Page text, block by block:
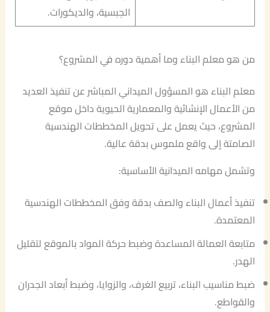
الجبسية، والديكورات.
من هو معلم البناء وما أهمية دوره في المشروع؟
معلم البناء هو المسؤول الميداني المباشر عن تنفيذ العديد
من الأعمال الإنشائية والمعمارية الحيوية داخل موقع
المشروع، حيث يعمل على تحويل المخططات الهندسية
الصامتة إلى واقع ملموس بدقة عالية.
وتشمل مهامه الميدانية الأساسية:
تنفيذ أعمال البناء والصف بدقة وفق المخططات الهندسية
المعتمدة.
متابعة العمالة المساعدة وضبط حركة المواد بالموقع لتقليل
الهدر.
ضبط مناسيب البناء، تربيع الغرف، والزوايا، وضبط أبعاد الجدران
والقواطع.